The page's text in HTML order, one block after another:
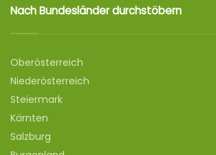
Nach Bundesländer durchstöbern
Oberösterreich
Niederösterreich
Steiermark
Kärnten
Salzburg